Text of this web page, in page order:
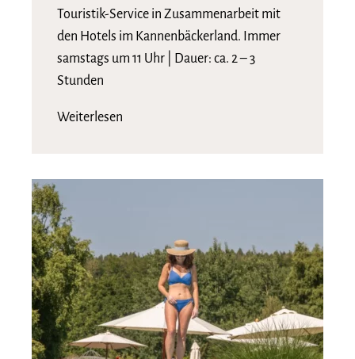
Touristik-Service in Zusammenarbeit mit
den Hotels im Kannenbäckerland. Immer
samstags um 11 Uhr | Dauer: ca. 2 – 3
Stunden
Weiterlesen